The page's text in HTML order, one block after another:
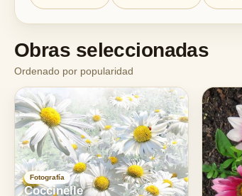
Obras seleccionadas
Ordenado por popularidad
Fotografía
Coccinelle